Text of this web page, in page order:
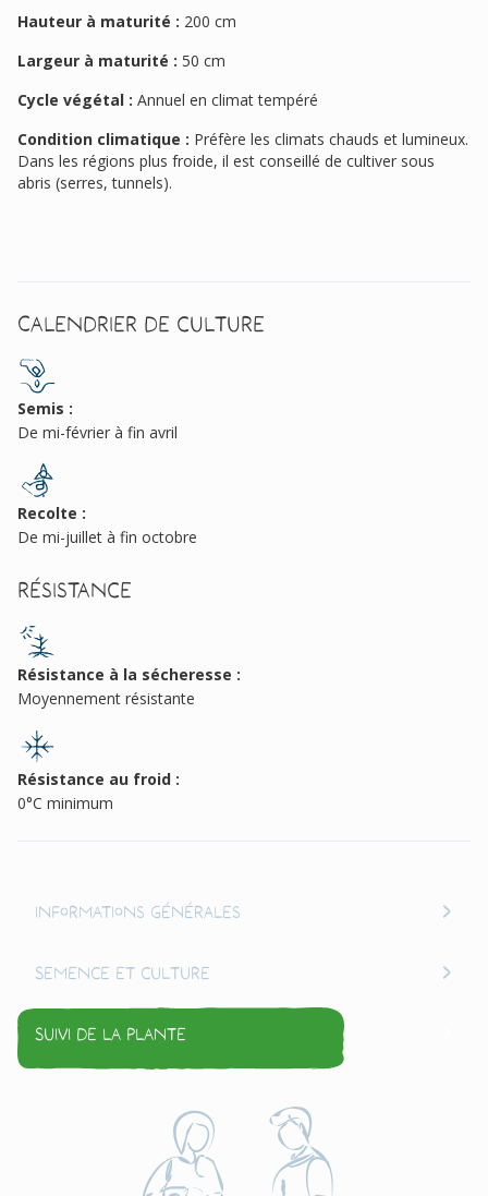
Hauteur à maturité : 200 cm
Largeur à maturité : 50 cm
Cycle végétal : Annuel en climat tempéré
Condition climatique : Préfère les climats chauds et lumineux.
Dans les régions plus froide, il est conseillé de cultiver sous
abris (serres, tunnels).
Calendrier de culture
Semis :
De mi-février à fin avril
Recolte :
De mi-juillet à fin octobre
Résistance
Résistance à la sécheresse :
Moyennement résistante
Résistance au froid :
0°C minimum
Informations générales
Semence et culture
Suivi de la plante